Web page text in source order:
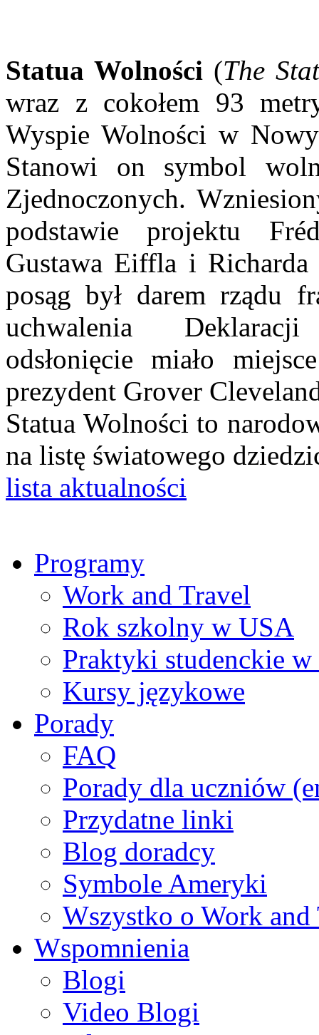
Statua Wolności (The
wraz z cokołem 93
Wyspie Wolności w
Stanowi on symbol
Zjednoczonych.
podstawie projektu
Gustawa Eiffla i
posąg był darem rządu
uchwalenia
odsłonięcie miało
prezydent Grover
Statua Wolności to
na listę światowego
lista aktualności
Programy
Work and Travel
Rok szkolny w USA
Praktyki studenckie
Kursy językowe
Porady
FAQ
Porady dla uczniów
Przydatne linki
Blog doradcy
Symbole Ameryki
Wszystko o Work and
Wspomnienia
Blogi
Video Blogi